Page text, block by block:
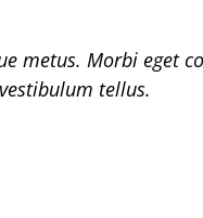
metus. Morbi eget
tellus.